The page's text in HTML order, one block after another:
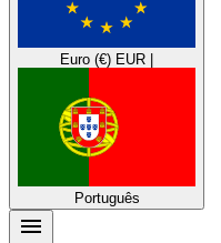
Euro (€) EUR
Português
menu